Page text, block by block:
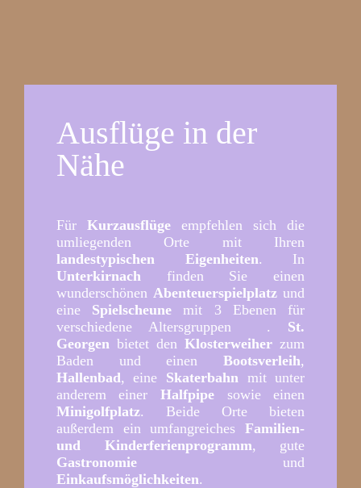
Ausflüge in der
Nähe
Für Kurzausflüge empfehlen sich die
umliegenden Orte mit Ihren
landestypischen Eigenheiten. In
Unterkirnach finden Sie einen
wunderschönen Abenteuerspielplatz und
eine Spielscheune mit 3 Ebenen für
verschiedene Altersgruppen . St.
Georgen bietet denKlosterweiher zum
Baden und einenBootsverleih,
Hallenbad, eine Skaterbahn mit unter
anderem einer Halfpipe sowie einen
Minigolfplatz. Beide Orte bieten
außerdem ein umfangreichesFamilien-
und Kinderferienprogramm, gute
Gastronomieund
Einkaufsmöglichkeiten.